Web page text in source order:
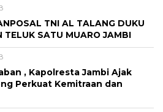
TNI AL TALANG DUKU
TELUK SATU MUARO JAMBI
, Kapolresta Jambi Ajak
Perkuat Kemitraan dan